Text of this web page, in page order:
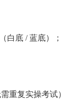
白底 / 蓝底）；
重复实操考试）